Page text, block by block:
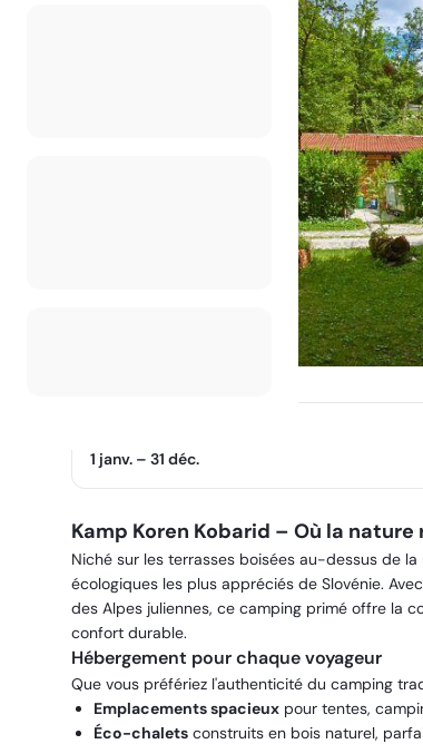
1 janv. – 31 déc.
Kamp Koren Kobarid – Où la
Niché sur les terrasses boisées au-dessus de la
écologiques les plus appréciés de Slovénie.
des Alpes juliennes, ce camping primé offre la
confort durable.
Hébergement pour chaque voyageur
Que vous préfériez l'authenticité du camping
Emplacements spacieux pour tentes,
Éco-chalets construits en bois naturel,